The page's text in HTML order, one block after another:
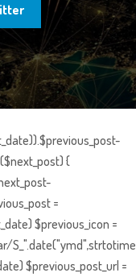
{
=
$previous_icon =
$previous_post_url =